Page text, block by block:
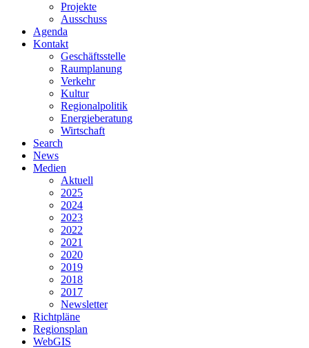
Projekte
Ausschuss
Agenda
Kontakt
Geschäftsstelle
Raumplanung
Verkehr
Kultur
Regionalpolitik
Energieberatung
Wirtschaft
Search
News
Medien
Aktuell
2025
2024
2023
2022
2021
2020
2019
2018
2017
Newsletter
Richtpläne
Regionsplan
WebGIS